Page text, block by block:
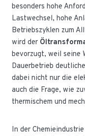
besonders hohe
Lastwechsel, hohe
Betriebszyklen zum
wird der
bevorzugt, weil seine
Dauerbetrieb
dabei nicht nur die
auch die Frage, wie
thermischem und
In der